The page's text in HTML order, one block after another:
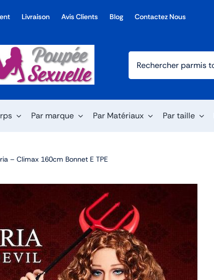
Livraison Avis Clients Blog Contactez Nous
Par marque Par Matériaux Par taille
– Climax 160cm Bonnet E TPE